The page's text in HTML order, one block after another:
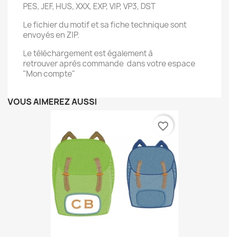
PES, JEF, HUS, XXX, EXP, VIP, VP3, DST
Le fichier du motif et sa fiche technique sont
envoyés en ZIP.
Le téléchargement est également à
retrouver après commande dans votre espace
"Mon compte"
VOUS AIMEREZ AUSSI
favorite_border